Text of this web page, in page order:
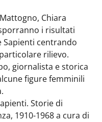
Chiara
i risultati
Sapienti centrando
rilievo.
giornalista e storica
figure femminili
Storie di
1910-1968a cura di